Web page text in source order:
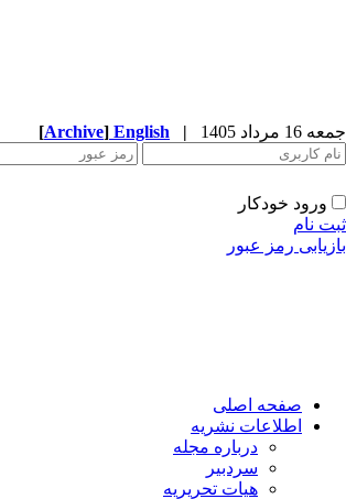
مرداد 1405 |
English
[Archive]
ورود خودکار
نام
رمز عبور
صفحه اصلی
اطلاعات نشریه
درباره مجله
سردبیر
هیات تحریریه